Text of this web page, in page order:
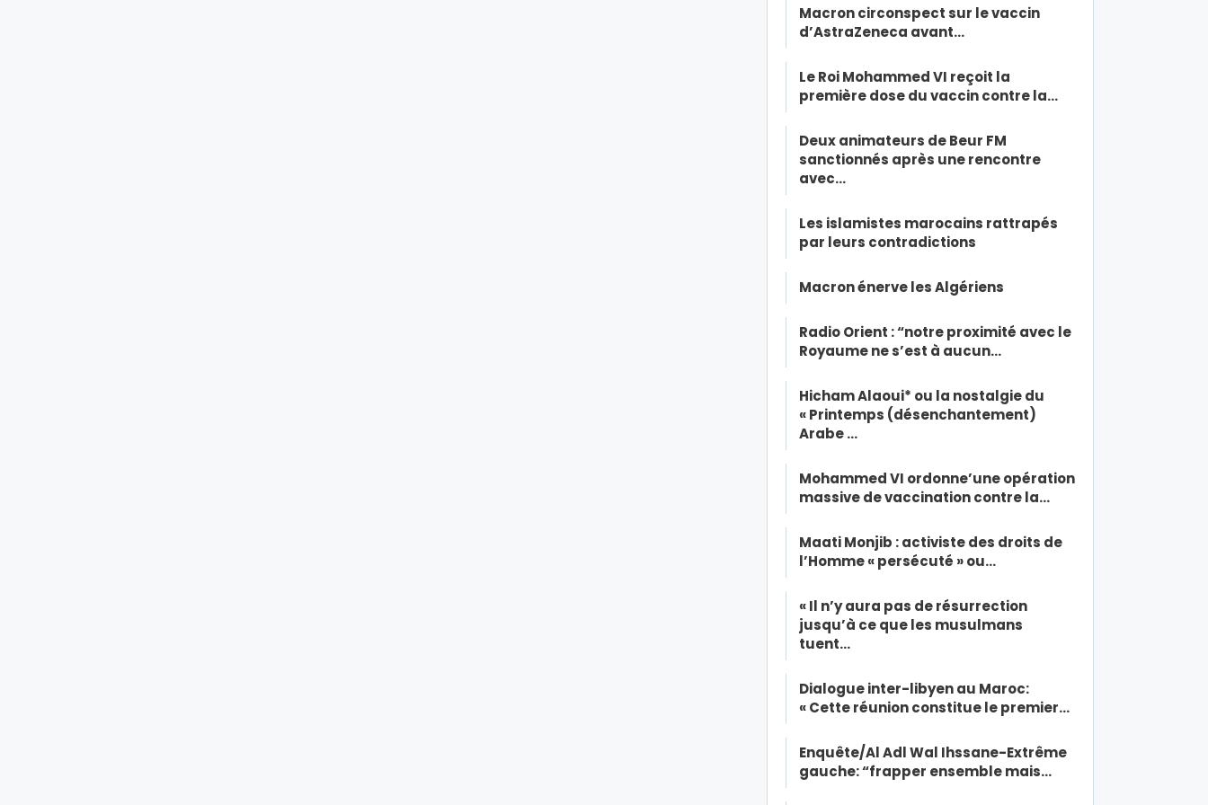
Macron circonspect sur le vaccin
d’AstraZeneca avant…
Le Roi Mohammed VI reçoit la
première dose du vaccin contre la…
Deux animateurs de Beur FM
sanctionnés après une rencontre
avec…
Les islamistes marocains rattrapés
par leurs contradictions
Macron énerve les Algériens
Radio Orient : “notre proximité avec le
Royaume ne s’est à aucun…
Hicham Alaoui* ou la nostalgie du
« Printemps (désenchantement)
Arabe …
Mohammed VI ordonne’une opération
massive de vaccination contre la…
Maati Monjib : activiste des droits de
l’Homme « persécuté » ou…
« Il n’y aura pas de résurrection
jusqu’à ce que les musulmans
tuent…
Dialogue inter-libyen au Maroc:
« Cette réunion constitue le premier…
Enquête/Al Adl Wal Ihssane-Extrême
gauche: “frapper ensemble mais…